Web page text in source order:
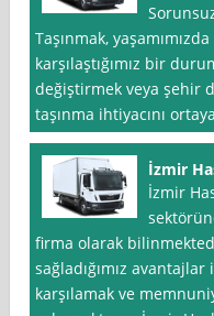
Taşınmak,
karşılaştığımız bir
değiştirmek veya şehir
taşınma ihtiyacını
İzmir
İzmir
firma olarak
sağladığımız
karşılamak ve